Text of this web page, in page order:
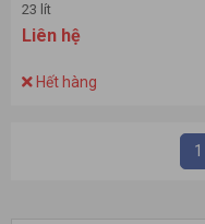
23 lít
Liên hệ
Hết hàng
1